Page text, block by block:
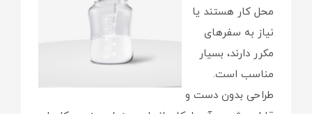
محل کار هستند یا
نیاز به سفرهای
مکرر دارند، بسیار
مناسب است.
طراحی بدون دست و